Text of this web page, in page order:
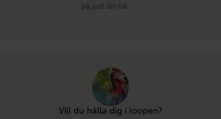
på just din bil.
Vill du hålla dig i loopen?